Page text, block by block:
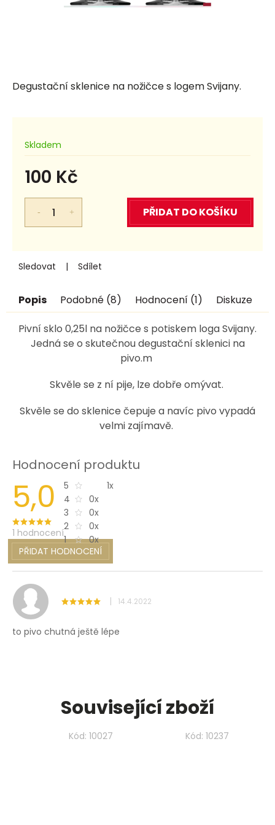
Degustační sklenice na nožičce s logem Svijany.
Skladem
100 Kč
Měrná
cena:
PŘIDAT DO KOŠÍKU
Sledovat Sdílet
Popis Podobné (8) Hodnocení (1) Diskuze
Pivní sklo 0,25l na nožičce s potiskem loga Svijany.
Jedná se o skutečnou degustační sklenici na
pivo.m
Skvěle se z ní pije, lze dobře omývat.
Skvěle se do sklenice čepuje a navíc pivo vypadá
velmi zajímavě.
Hodnocení produktu
5,0
1 hodnocení
5
1x
4
0x
3
0x
2
0x
1
0x
PŘIDAT HODNOCENÍ
V
ý
p
i
s
o
| 14.4.2022
to pivo chutná ještě lépe
Související zboží
Kód: 10027 Kód: 10237